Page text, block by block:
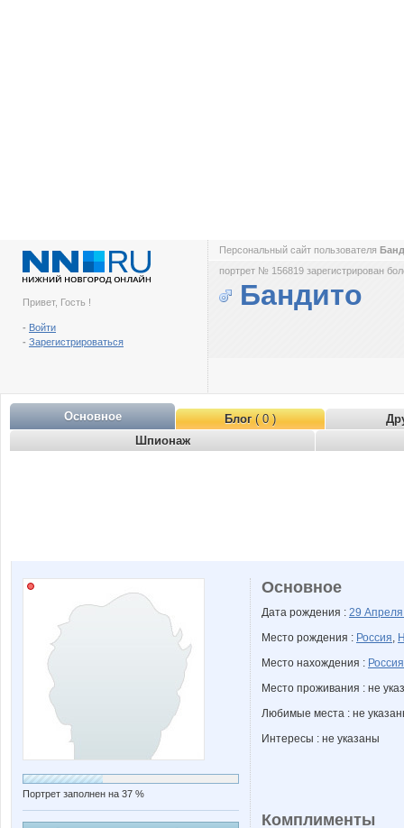
Привет, Гость !
- Войти
- Зарегистрироваться
Персональный сайт пользователя
портрет № 156819 зарегистрирован
Бандито
Основное Блог( 0 )
Шпионаж
Портрет заполнен на 37 %
Основное
Дата рождения : 29
Место рождения : Россия,
Место нахождения : Россия
Место проживания : не
Любимые места : не
Интересы : не указаны
Комплименты